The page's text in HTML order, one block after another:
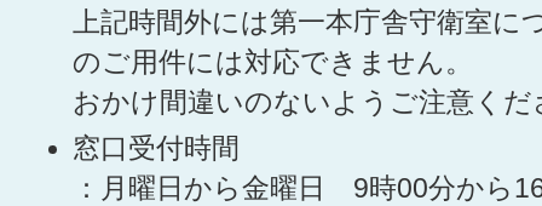
上記時間外には第一本庁舎守衛室に
のご用件には対応できません。
おかけ間違いのないようご注意くだ
窓口受付時間
：月曜日から金曜日 9時00分から